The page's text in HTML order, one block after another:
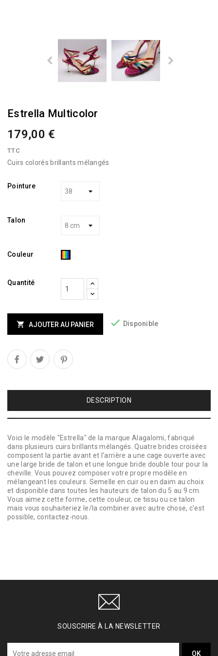
Estrella Multicolor
179,00 €
TTC
Cuirs colorés brillants mélangés
Pointure
Talon
Couleur Multicolor
Quantité
 AJOUTER AU PANIER  Disponible
DESCRIPTION
Voici le modèle "Estrella" de la marque Alagalomi, fabriqué
dans plusieurs cuirs brillants mélangés. Quatre brides croisées
composent la partie avant et l'arrière a une cage ouverte avec
une large bride de talon et une longue bride double tour pour la
cheville. Vous pouvez composer votre propre modèle en
mélangeant les couleurs. Semelle en cuir ou en daim au choix
et disponible dans toutes les hauteurs de talon du 5 au 9 cm.
Vous aimez cette forme, cette couleur, ce tissu ou ce talon
mais vous souhaiteriez le/la combiner avec autre chose, c'est
possible, contactez-nous.
SOUSCRIRE À LA NEWSLETTER